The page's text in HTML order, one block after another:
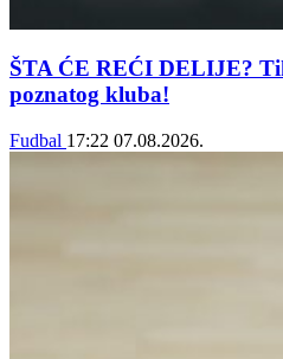
ŠTA ĆE REĆI DELIJE?
poznatog kluba!
Fudbal 17:22 07.08.2026.